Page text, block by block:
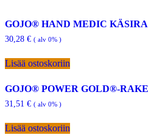
GOJO® HAND MEDIC
30,28 € ( alv 0% )
Lisää ostoskoriin
GOJO® POWER GOLD®-
31,51 € ( alv 0% )
Lisää ostoskoriin